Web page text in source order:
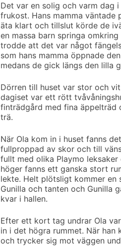
Det var en solig och varm dag
frukost. Hans mamma
äta klart och tillslut körde de
en massa barn springa
trodde att det var något
som hans mamma öppnade
medans de gick längs den lilla
Dörren till huset var stor och
dagiset var ett rött
finträdgård med fina äppelträd
trä.
När Ola kom in i huset fanns
fullproppad av skor och till
fullt med olika Playmo
höger fanns ett ganska stort
lekte. Helt plötsligt kommer en
Gunilla och tanten och Gunilla
kvar i hallen.
Efter ett kort tag undrar Ola
in i det högra rummet. När
och trycker sig mot väggen